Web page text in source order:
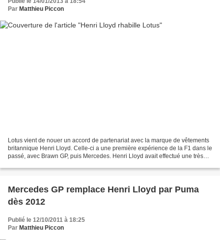
Par Matthieu Piccon
Lotus vient de nouer un accord de partenariat avec la marque de vêtements
britannique Henri Lloyd. Celle-ci a une première expérience de la F1 dans le
passé, avec Brawn GP, puis Mercedes. Henri Lloyd avait effectué une très
Mercedes GP remplace Henri Lloyd par Puma
dès 2012
Publié le 12/10/2011 à 18:25
Par Matthieu Piccon